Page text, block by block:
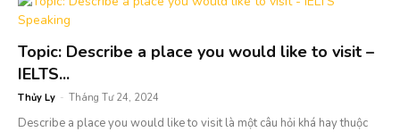
Topic: Describe a place you would like to visit –
IELTS...
Thủy Ly - Tháng Tư 24, 2024
Describe a place you would like to visit là một câu hỏi khá hay thuộc